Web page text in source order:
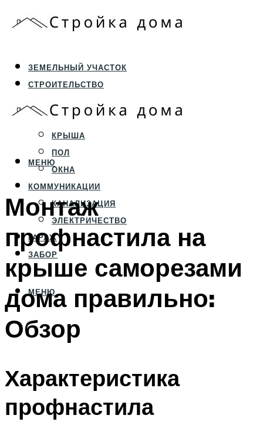
ЗЕМЕЛЬНЫЙ УЧАСТОК
СТРОИТЕЛЬСТВО
ФУНДАМЕНТ И ЦОКОЛЬ
ПЕРЕКРЫТИЯ И СТЕНЫ
КРЫША
ПОЛ
ОКНА
КОММУНИКАЦИИ
КАНАЛИЗАЦИЯ
ЭЛЕКТРИЧЕСТВО
ГАРАЖ
ЗАБОР
МЕНЮ
МЕНЮ
Монтаж
профнастила на
крыше саморезами
дома правильно:
Обзор
Характеристика
профнастила